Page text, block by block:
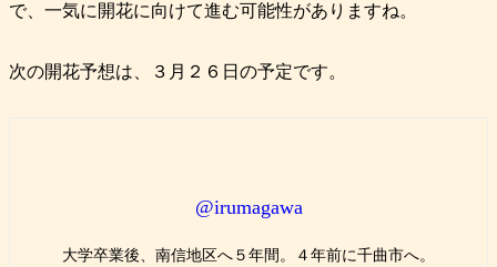
で、一気に開花に向けて進む可能性がありますね。
次の開花予想は、３月２６日の予定です。
@irumagawa
大学卒業後、南信地区へ５年間。４年前に千曲市へ。